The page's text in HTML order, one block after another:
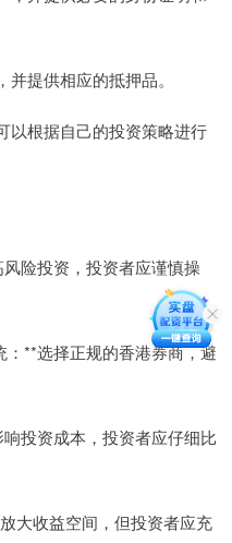
提供相应的抵押品。
以根据自己的投资策略进行
险投资，投资者应谨慎操
**选择正规的香港券商，避
投资成本，投资者应仔细比
大收益空间，但投资者应充